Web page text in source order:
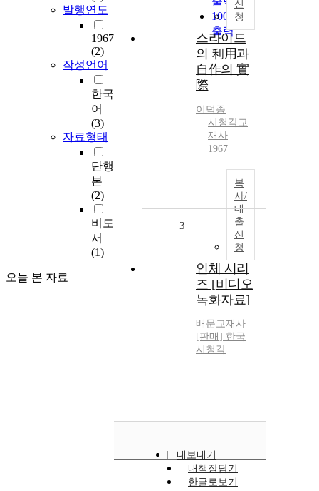
발행연도
1967
(2)
작성언어
한국
어
(3)
자료형태
단행
본
(2)
비도
서
(1)
오늘 본 자료
100개씩
출력
신
청
스라이드
의 利用과
自作의 實
際
이덕종
시청각교
재사
1967
복
사/
대
출
신
청
3
인체 시리
즈 [비디오
녹화자료]
배문교재사
[판매] 한국
시청각
내보내기
내책장담기
한글로보기